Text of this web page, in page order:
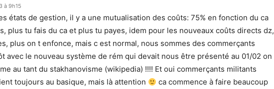
à 9h15
états de gestion, il y a une mutualisation des coûts: 75% en fonction du ca
plus tu fais du ca et plus tu payes, idem pour les nouveaux coûts directs dz,
plus on t enfonce, mais c est normal, nous sommes des commerçants
avec le nouveau système de rém qui devait nous être présenté au 01/02 on
au tant du stakhanovisme (wikipedia) !!!! Et oui commerçants militants
toujours au basique, mais là attention
ca commence à faire beaucoup